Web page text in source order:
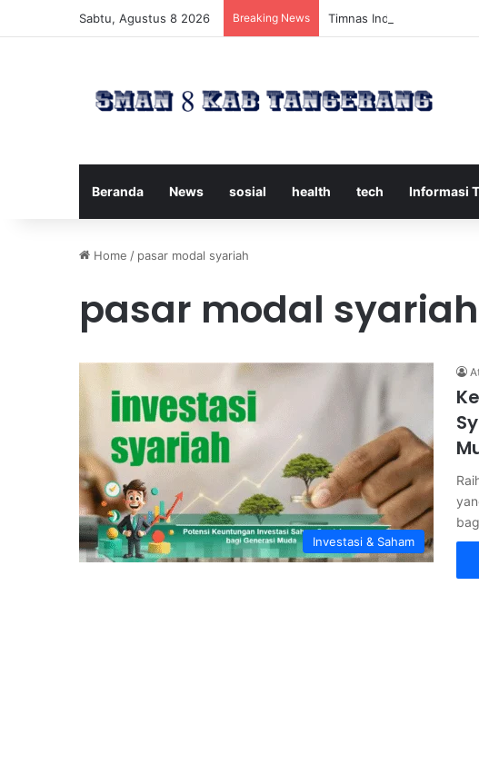
Sabtu, Agustus 8 2026 Breaking News Timnas Indonesia U-17
Beranda News sosial health tech Informasi
Home / pasar modal syariah
pasar modal syariah
Investasi & Saham